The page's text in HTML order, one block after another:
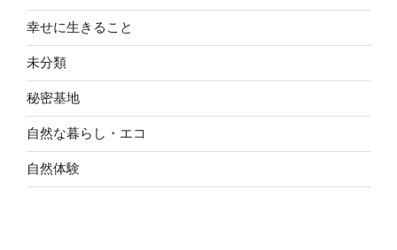
幸せに生きること
未分類
秘密基地
自然な暮らし・エコ
自然体験